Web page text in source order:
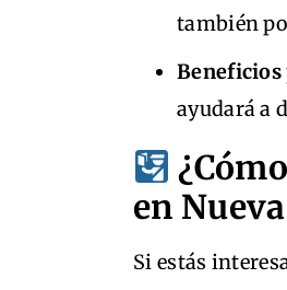
también
Beneficios
ayudará a
en
Si estás